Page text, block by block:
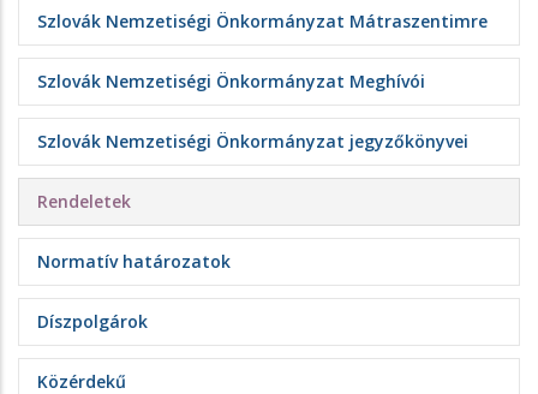
Szlovák Nemzetiségi Önkormányzat Mátraszentimre
Szlovák Nemzetiségi Önkormányzat Meghívói
Szlovák Nemzetiségi Önkormányzat jegyzőkönyvei
Rendeletek
Normatív határozatok
Díszpolgárok
Közérdekű